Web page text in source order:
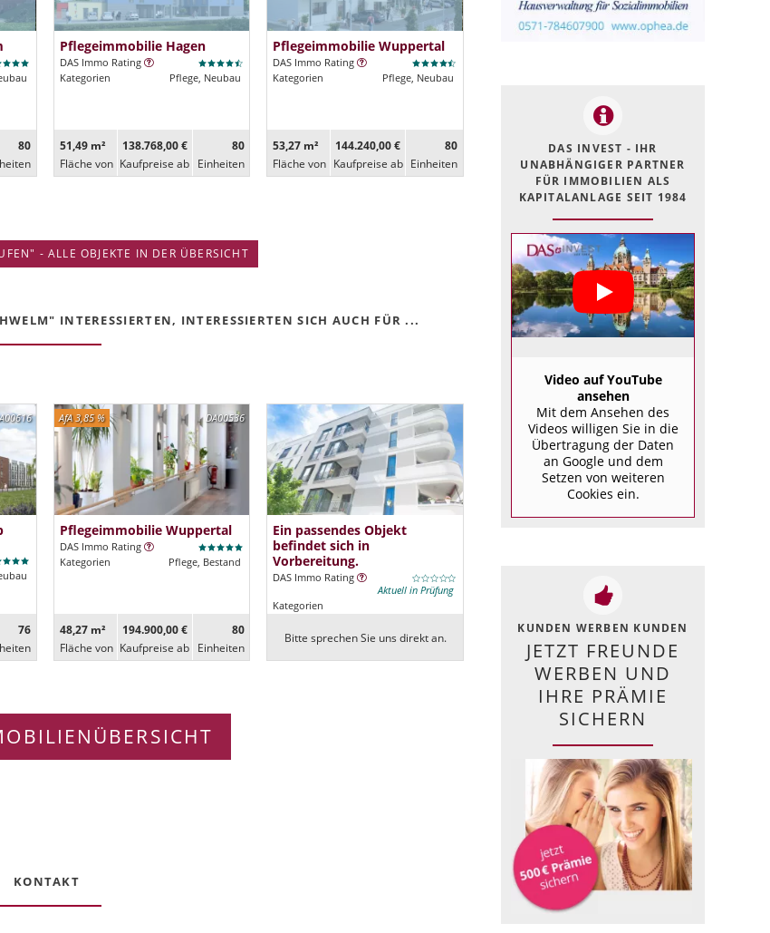
80
Pflegeimmobilie Hagen
DAS Immo Rating
Kategorien
Pflege, Neubau
51,49 m²
Fläche von
138.768,00 €
Kaufpreise ab
80
Ein­heiten
Pflegeimmobilie Wuppertal
DAS Immo Rating
Kategorien
Pflege, Neubau
53,27 m²
Fläche von
144.240,00 €
Kaufpreise ab
80
Ein­heiten
- ALLE OBJEKTE IN DER ÜBERSICHT
INTERESSIERTEN, INTERESSIERTEN SICH AUCH FÜR ...
76
DA00536
AfA 3,85 %
Pflegeimmobilie Wuppertal
DAS Immo Rating
Kategorien
Pflege, Bestand
48,27 m²
Fläche von
194.900,00 €
Kaufpreise ab
80
Ein­heiten
Ein passendes Objekt
befindet sich in
Vorbereitung.
DAS Immo Rating
Aktuell in Prüfung
Kategorien
Bitte sprechen Sie uns direkt an.
KONTAKT
DAS INVEST - IHR
UNABHÄNGIGER PARTNER
FÜR IMMOBILIEN ALS
KAPITALANLAGE SEIT 1984
Video auf YouTube
ansehen
Mit dem Ansehen des
Videos willigen Sie in die
Übertragung der Daten
an Google und dem
Setzen von weiteren
Cookies ein.
KUNDEN WERBEN KUNDEN
JETZT FREUNDE
WERBEN UND
IHRE PRÄMIE
SICHERN